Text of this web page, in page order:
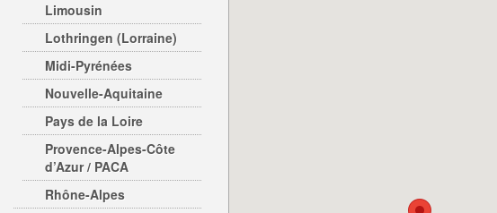
Limousin
Lothringen (Lorraine)
Midi-Pyrénées
Nouvelle-Aquitaine
Pays de la Loire
Provence-Alpes-Côte
d’Azur / PACA
Rhône-Alpes